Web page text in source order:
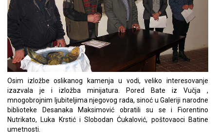
Osim izložbe oslikanog kamenja u vodi, veliko interesovanje
izazvala je i izložba minijatura. Pored Bate iz Vučja ,
mnogobrojnim ljubiteljima njegovog rada, sinoć u Galeriji narodne
biblioteke Desanaka Maksimović obratili su se i Fiorentino
Nutrikato, Luka Krstić i Slobodan Ćukalović, poštovaoci Batine
umetnosti.